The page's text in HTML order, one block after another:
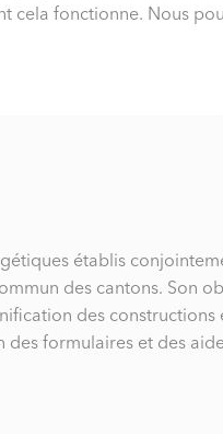
fonctionne. Nous
établis
des cantons. Son
des constructions
formulaires et des